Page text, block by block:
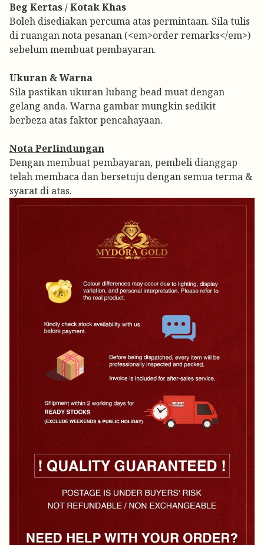
Beg Kertas / Kotak Khas
Boleh disediakan percuma atas permintaan. Sila tulis
di ruangan nota pesanan (<em>order remarks</em>)
sebelum membuat pembayaran.
Ukuran & Warna
Sila pastikan ukuran lubang bead muat dengan
gelang anda. Warna gambar mungkin sedikit
berbeza atas faktor pencahayaan.
Nota Perlindungan
Dengan membuat pembayaran, pembeli dianggap
telah membaca dan bersetuju dengan semua terma &
syarat di atas.